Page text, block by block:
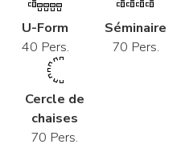
U-Form
40 Pers.
Séminaire
70 Pers.
Cercle de
chaises
70 Pers.